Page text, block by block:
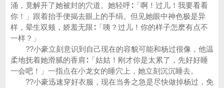
涌，竟解开了她被封的穴道。她轻呼∶「啊！过儿！我要看看
你！」跟着抬手便揭去眼上的手绢。但见她眼中神色极是异
样，晕生双颊，娇羞无限∶「咦？过儿！你的样子怎麽有点不
一样？」
??小豪立刻意识到自己现在的容貌可能和杨过很像，他温
柔地抚着她滑腻的香肩∶「姑姑！刚才你是太累了，先好好睡
一会吧！」一指点在小龙女的睡穴上，她立刻沉沉睡去。
??小豪迅速穿好衣服，现在当务之急是尽快做掉杨过，免